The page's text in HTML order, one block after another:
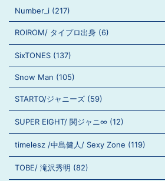
Number_i (217)
ROIROM/ タイプロ出身 (6)
SixTONES (137)
Snow Man (105)
STARTO/ジャニーズ (59)
SUPER EIGHT/ 関ジャニ∞ (12)
timelesz /中島健人/ Sexy Zone (119)
TOBE/ 滝沢秀明 (82)